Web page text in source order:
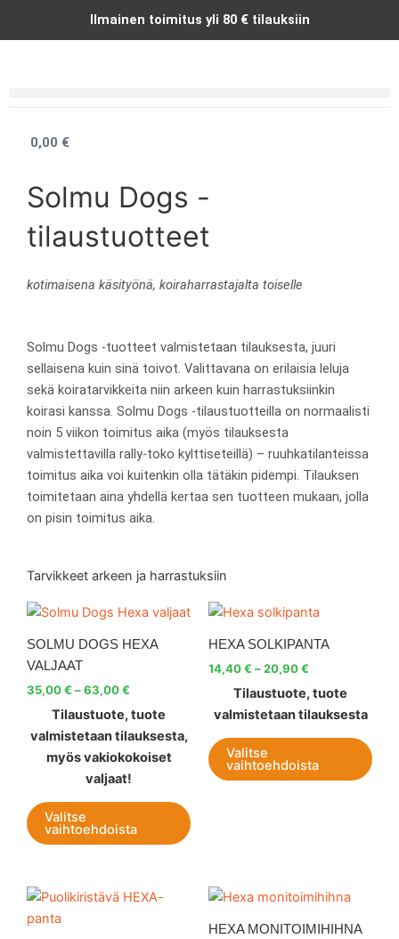
Ilmainen toimitus yli 80 € tilauksiin
0,00 €Cart
Solmu Dogs -
tilaustuotteet
kotimaisena käsityönä, koiraharrastajalta toiselle
Solmu Dogs -tuotteet valmistetaan tilauksesta, juuri
sellaisena kuin sinä toivot. Valittavana on erilaisia leluja
sekä koiratarvikkeita niin arkeen kuin harrastuksiinkin
koirasi kanssa. Solmu Dogs -tilaustuotteilla on normaalisti
noin 5 viikon toimitus aika (myös tilauksesta
valmistettavilla rally-toko kylttiseteillä) – ruuhkatilanteissa
toimitus aika voi kuitenkin olla tätäkin pidempi. Tilauksen
toimitetaan aina yhdellä kertaa sen tuotteen mukaan, jolla
on pisin toimitus aika.
Tarvikkeet arkeen ja harrastuksiin
SOLMU DOGS HEXA
VALJAAT
35,00€ –63,00€
Hintaluokka:
35,00 €
-
63,00 €
Tilaustuote, tuote
valmistetaan tilauksesta,
myös vakiokokoiset
valjaat!
Valitse
vaihtoehdoista
Tällä
useampi
muunnelma.
tehdä
valinnat
tuotteen
HEXA SOLKIPANTA
14,40€ –20,90€
Hintaluokka:
-
20,90 €
Tilaustuote, tuote
valmistetaan tilauksesta
Valitse
vaihtoehdoista
Hintaluokka: Tällä
HEXA MONITOIMIHIHNA
Hintaluokka:
-